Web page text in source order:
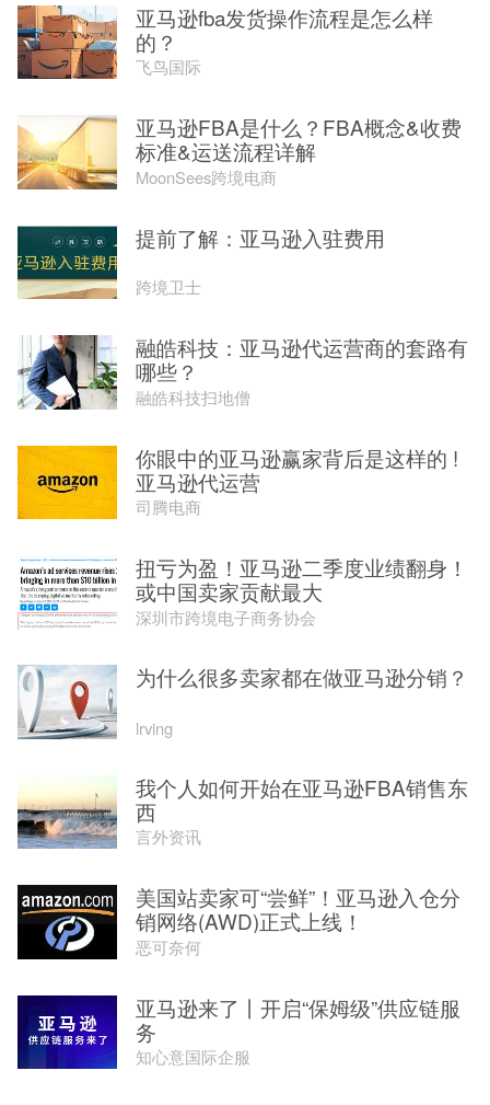
亚马逊fba发货操作流程是怎么样
的？
飞鸟国际
亚马逊FBA是什么？FBA概念&收费
标准&运送流程详解
MoonSees跨境电商
提前了解：亚马逊入驻费用
跨境卫士
融皓科技：亚马逊代运营商的套路有
哪些？
融皓科技扫地僧
你眼中的亚马逊赢家背后是这样的 !
亚马逊代运营
司腾电商
扭亏为盈！亚马逊二季度业绩翻身！
或中国卖家贡献最大
深圳市跨境电子商务协会
为什么很多卖家都在做亚马逊分销？
lrving
我个人如何开始在亚马逊FBA销售东
西
言外资讯
美国站卖家可“尝鲜”！亚马逊入仓分
销网络(AWD)正式上线！
恶可奈何
亚马逊来了丨开启“保姆级”供应链服
务
知心意国际企服